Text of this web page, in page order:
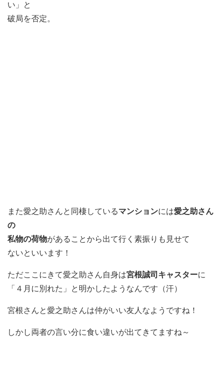
い」と
破局を否定。
また愛之助さんと同棲しているマンションには愛之助さん
の
私物の荷物があることから出て行く素振りも見せて
ないといいます！
ただここにきて愛之助さん自身は宮根誠司キャスターに
「４月に別れた」と明かしたようなんです（汗）
宮根さんと愛之助さんは仲がいい友人なようですね！
しかし両者の言い分に食い違いが出てきてますね～